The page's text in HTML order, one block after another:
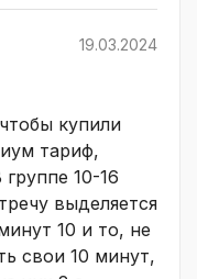
19.03.2024
купили
тариф,
10-16
выделяется
10 и то, не
свои 10 минут,